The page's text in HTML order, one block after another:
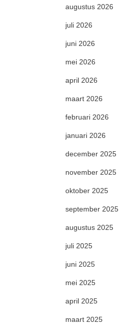
augustus 2026
juli 2026
juni 2026
mei 2026
april 2026
maart 2026
februari 2026
januari 2026
december 2025
november 2025
oktober 2025
september 2025
augustus 2025
juli 2025
juni 2025
mei 2025
april 2025
maart 2025